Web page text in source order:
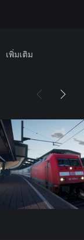
เพิ่มเติม